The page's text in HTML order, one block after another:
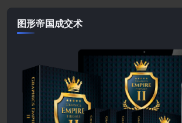
图形帝国成交术